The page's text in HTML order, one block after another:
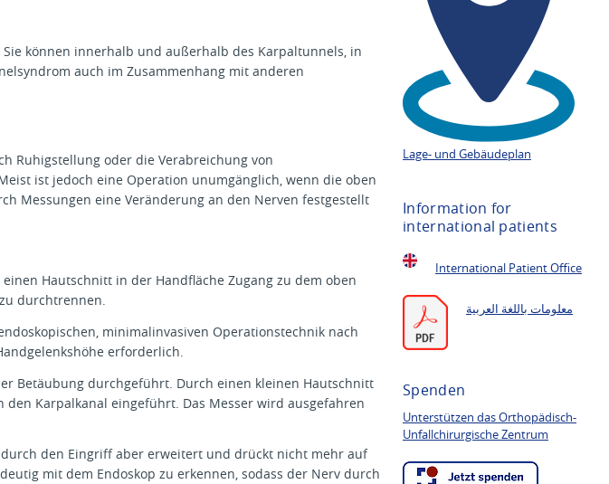
können innerhalb und außerhalb des Karpaltunnels, in
auch im Zusammenhang mit anderen
Ruhigstellung oder die Verabreichung von
ist jedoch eine Operation unumgänglich, wenn die oben
Messungen eine Veränderung an den Nerven festgestellt
Hautschnitt in der Handfläche Zugang zu dem oben
durchtrennen.
minimalinvasiven Operationstechnik nach
erforderlich.
Betäubung durchgeführt. Durch einen kleinen Hautschnitt
Karpalkanal eingeführt. Das Messer wird ausgefahren
den Eingriff aber erweitert und drückt nicht mehr auf
mit dem Endoskop zu erkennen, sodass der Nerv durch
Lage- und Gebäudeplan
Information for
international patients
International Patient Office
معلومات باللغة العربية
Spenden
Unterstützen das Orthopädisch-
Unfallchirurgische Zentrum